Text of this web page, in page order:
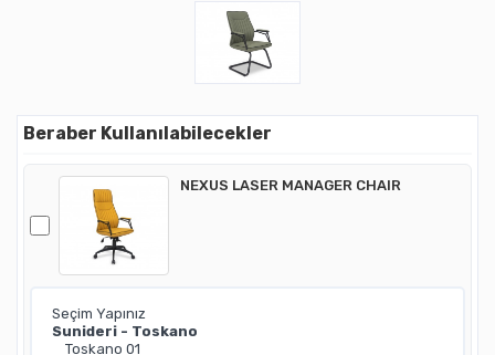
Beraber Kullanılabilecekler
NEXUS LASER MANAGER CHAIR